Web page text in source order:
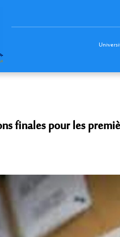
finales pour les